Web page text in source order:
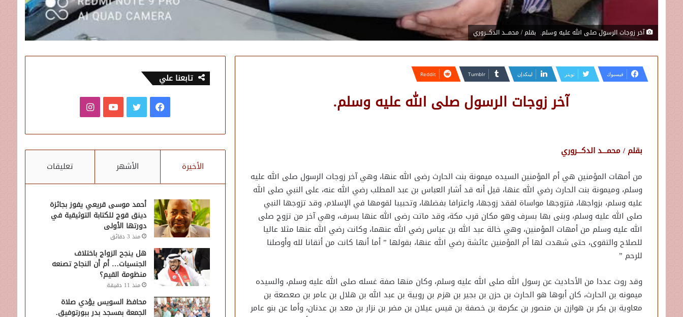
آخر زوجات الرسول صلى الله عليه وسلم. بقلم / محمـــد الدكـــروري
فيسبوك تويتر لينكدإن
آخر زوجات الرسول صلى الله عليه وسلم.
بقلم / محمـــد الدكـــروري
من أمهات المؤمنين هي أم المؤمنين السيده ميمونة بنت الحارث رضى الله عنها، وهي آخر زوجات الرسول صلى الله عليه
وسلم، وميمونة بنت الحارث رضي الله عنها، قيل أنه قد أشار العباس بن عبد المطلب رضي الله عنه، على النبي صلى الله
عليه وسلم، بزواجها، فتزوجها مواساة لفقد زوجها، واعترافا بفضلها، وتحبيبا لقومها في الإسلام، وقد تزوجها النبي
صلى الله عليه وسلم، وبنى بها بسرف وهو مكان قرب مكة، وقد ماتت رضى الله عنها بسرف، وهي آخر من تزوج صلى
الله عليه وسلم من أمهات المؤمنين، وهي خالة عبد الله بن عباس رضي الله عنهما، وكانت رضي الله عنها مثلا عاليا
للصلاح والتقوى، حتى شهدت لها أم المؤمنين عائشة رضي الله عنها، بقولها ” أما أنها كانت من أتقانا لله وأوصلنا
للرحم ”
وقد روت عددا من الأحاديث عن رسول الله صلى الله عليه وسلم، وكان منها صفة غسله صلى الله عليه وسلم، والسيده
ميمونه بن الحارث، كان أبوها هو الحارث بن حزن بن بجير بن هزم بن رويبة بن عبد الله بن هلال بن عامر بن صعصعة بن
معاوية بن بكر بن هوازن بن منصور بن عكرمة بن خصفة بن قيس عيلان بن مضر بن نزار بن معد بن عدنان، وأما عن بنو عامر
تابعنا علي
فيسبوكتويتر يوتيوبانستقرام
الأخيرة الأشهر تعليقات
أحمد موسى قريعي يفوز بجائزة
دينق قوج للكتابة التوثيقية في
دورتها الأولى
منذ 3 دقائق
هل ينجح الزواج باختلاف
الجنسيات… أم أن النجاح تصنعه
منظومة القيم؟
منذ 11 دقيقة
محافظ السويس يؤدي صلاة
الجمعة بمسجد بدر ببورتوفيق.